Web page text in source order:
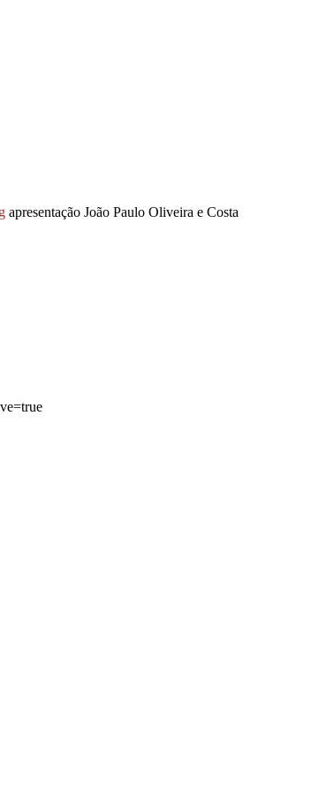
apresentação João Paulo Oliveira e Costa